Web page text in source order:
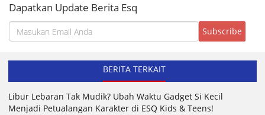
Dapatkan Update Berita Esq
BERITA TERKAIT
Libur Lebaran Tak Mudik? Ubah Waktu Gadget Si Kecil
Menjadi Petualangan Karakter di ESQ Kids & Teens!